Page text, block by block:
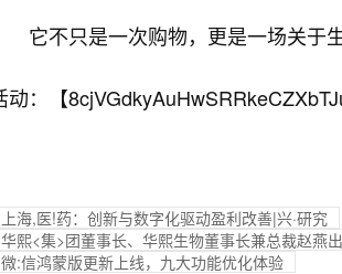
它不只是一次购物，更是一场关于
动：【
上海,医!药：创新与数字化驱动盈利改善|兴·研究
华熙<集>团董事长、华熙生物董事长兼总裁赵燕
微:信鸿蒙版更新上线，九大功能优化体验